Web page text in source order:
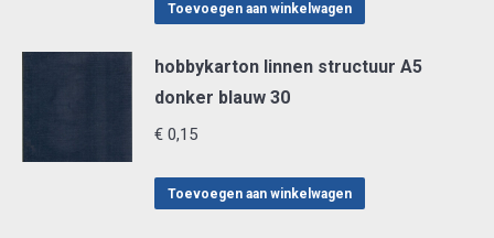
Toevoegen aan winkelwagen
hobbykarton linnen structuur A5
donker blauw 30
€ 0,15
Toevoegen aan winkelwagen